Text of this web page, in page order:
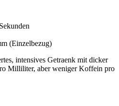
(Einzelbezug)
intensives Getraenk mit dicker
Milliliter, aber weniger Koffein pro